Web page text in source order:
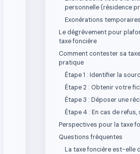
personnelle (résidence
Exonérations
Le dégrèvement pour
taxe foncière
Comment contester sa
pratique
Étape 1 : Identifier la
Étape 2 : Obtenir votre
Étape 3 : Déposer une
Étape 4 : En cas de refus,
Perspectives pour la taxe
Questions fréquentes
La taxe foncière est-elle